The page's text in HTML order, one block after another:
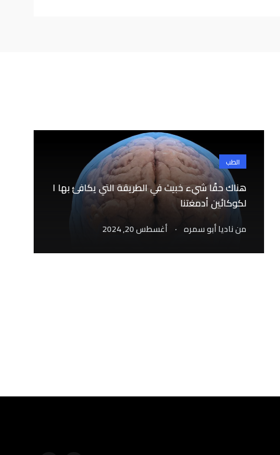
الطب
هناك حقًا شيء خبيث في الطريقة التي يكافئ بها ا
لكوكائين أدمغتنا
منناديا أبو سمره . أغسطس 20, 2024